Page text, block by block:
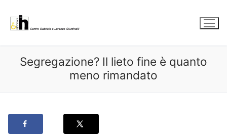
contenuto
Segregazione? Il lieto fine è quanto
meno rimandato